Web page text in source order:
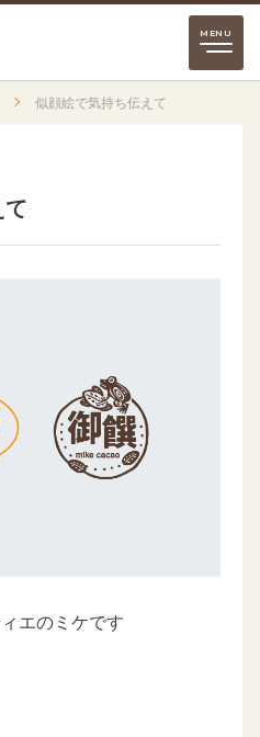
似顔絵で気持ち伝えて
て
エのミケです